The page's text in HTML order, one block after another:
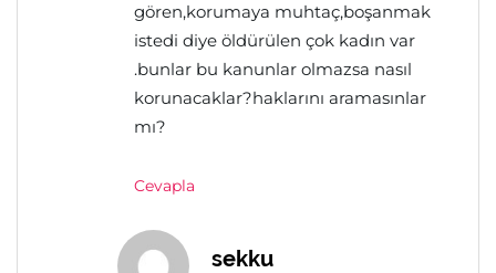
gören,korumaya muhtaç,boşanmak
istedi diye öldürülen çok kadın var
.bunlar bu kanunlar olmazsa nasıl
korunacaklar?haklarını aramasınlar
mı?
Cevapla
sekku